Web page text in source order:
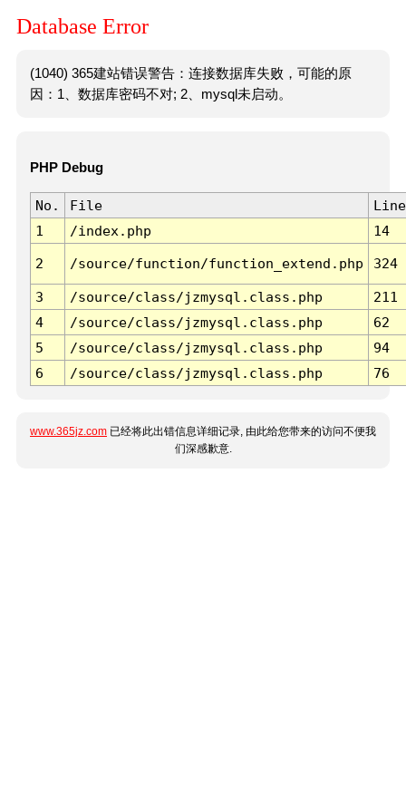
Database Error
(1040) 365建站错误警告：连接数据库失败，可能的原
因：1、数据库密码不对; 2、mysql未启动。
PHP Debug
No. File
Line
1
/index.php 14
2 /source/function/function_extend.php 324
3 /source/class/jzmysql.class.php
211
4
/source/class/jzmysql.class.php
62
5
/source/class/jzmysql.class.php
94
6
/source/class/jzmysql.class.php 76
www.365jz.com 已经将此出错信息详细记录, 由此给您带来的访问不便我
们深感歉意.